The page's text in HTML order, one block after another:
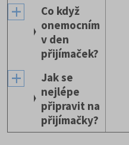
Co když
onemocním
v den
přijímaček?
Jak se
nejlépe
připravit na
přijímačky?